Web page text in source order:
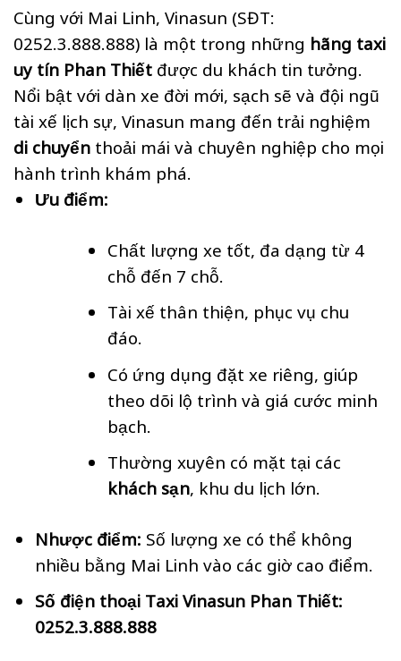
Cùng với Mai Linh, Vinasun (SĐT:
0252.3.888.888) là một trong những hãng taxi
uy tín Phan Thiết được du khách tin tưởng.
Nổi bật với dàn xe đời mới, sạch sẽ và đội ngũ
tài xế lịch sự, Vinasun mang đến trải nghiệm
di chuyển thoải mái và chuyên nghiệp cho mọi
hành trình khám phá.
Ưu điểm:
Chất lượng xe tốt, đa dạng từ 4
chỗ đến 7 chỗ.
Tài xế thân thiện, phục vụ chu
đáo.
Có ứng dụng đặt xe riêng, giúp
theo dõi lộ trình và giá cước minh
bạch.
Thường xuyên có mặt tại các
khách sạn, khu du lịch lớn.
Nhược điểm: Số lượng xe có thể không
nhiều bằng Mai Linh vào các giờ cao điểm.
Số điện thoại Taxi Vinasun Phan Thiết:
0252.3.888.888